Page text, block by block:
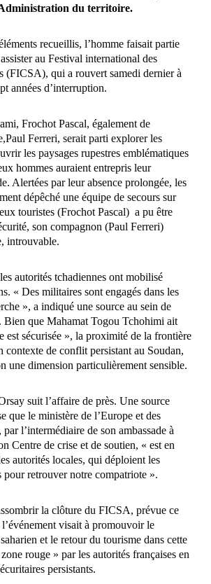
du territoire.
recueillis, l’homme faisait partie
au Festival international des
(FICSA), qui a rouvert samedi dernier à
années d’interruption.
Frochot Pascal, également de
Ferreri, serait parti explorer les
les paysages rupestres emblématiques
hommes auraient entrepris leur
Alertées par leur absence prolongée, les
dépêché une équipe de secours sur
touristes (Frochot Pascal) a pu être
son compagnon (Paul Ferreri)
introuvable.
autorités tchadiennes ont mobilisé
« Des militaires sont engagés dans les
», a indiqué une source au sein de
Bien que Mahamat Togou Tchohimi ait
est sécurisée », la proximité de la frontière
contexte de conflit persistant au Soudan,
une dimension particulièrement sensible.
suit l’affaire de près. Une source
que le ministère de l’Europe et des
l’intermédiaire de son ambassade à
Centre de crise et de soutien, « est en
autorités locales, qui déploient les
pour retrouver notre compatriote ».
la clôture du FICSA, prévue ce
visait à promouvoir le
et le retour du tourisme dans cette
rouge » par les autorités françaises en
persistants.